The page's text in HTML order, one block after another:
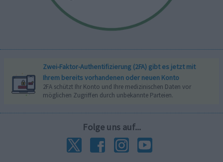
Zwei-Faktor-Authentifizierung (2FA) gibt es jetzt mit
Ihrem bereits vorhandenen oder neuen Konto
2FA schützt Ihr Konto und Ihre medizinischen Daten vor
möglichen Zugriffen durch unbekannte Parteien.
Folge uns auf...